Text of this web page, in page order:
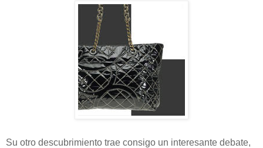
Su otro descubrimiento trae consigo un interesante debate,